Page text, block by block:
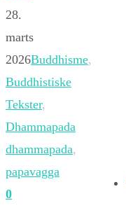
28.
marts
2026Buddhisme,
Buddhistiske
Tekster,
Dhammapada
dhammapada,
papavagga
0